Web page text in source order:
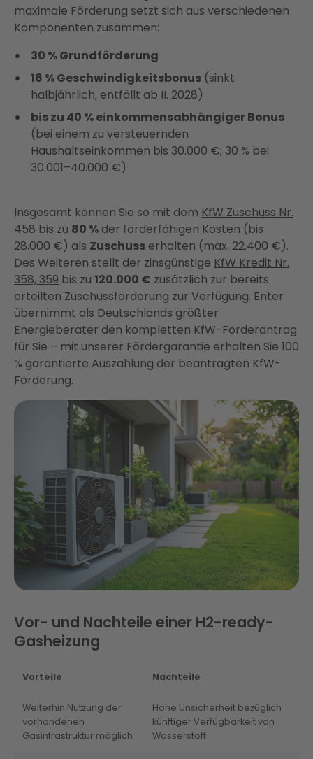
maximale Förderung setzt sich aus verschiedenen
Komponenten zusammen:
30 % Grundförderung
16 % Geschwindigkeitsbonus (sinkt
halbjährlich, entfällt ab II. 2028)
bis zu 40 % einkommensabhängiger Bonus
(bei einem zu versteuernden
Haushaltseinkommen bis 30.000 €; 30 % bei
30.001–40.000 €)
Insgesamt können Sie so mit dem KfW Zuschuss Nr.
458 bis zu 80 % der förderfähigen Kosten (bis
28.000 €) als Zuschuss erhalten (max. 22.400 €).
Des Weiteren stellt der zinsgünstige KfW Kredit Nr.
358, 359 bis zu 120.000 € zusätzlich zur bereits
erteilten Zuschussförderung zur Verfügung. Enter
übernimmt als Deutschlands größter
Energieberater den kompletten KfW-Förderantrag
für Sie – mit unserer Fördergarantie erhalten Sie 100
% garantierte Auszahlung der beantragten KfW-
Förderung.
Vor- und Nachteile einer H2-ready-
Gasheizung
Vorteile Nachteile
Weiterhin Nutzung der
vorhandenen
Gasinfrastruktur möglich
Hohe Unsicherheit bezüglich
künftiger Verfügbarkeit von
Wasserstoff